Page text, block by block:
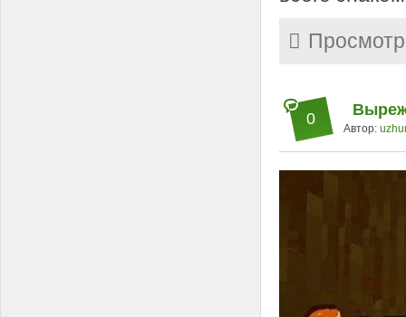
0
Автор: